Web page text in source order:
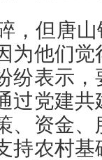
，但唐
为他们
纷表示
过党建
、资金
持农村